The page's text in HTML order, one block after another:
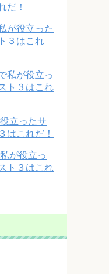
だ！
が役立った
３はこれ
私が役立っ
ト３はこれ
立ったサ
はこれだ！
が役立っ
ト３はこれ